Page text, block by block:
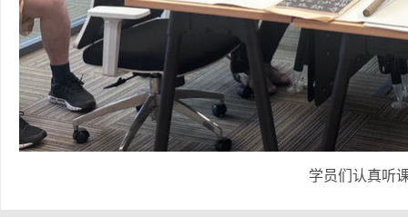
学员们认真听